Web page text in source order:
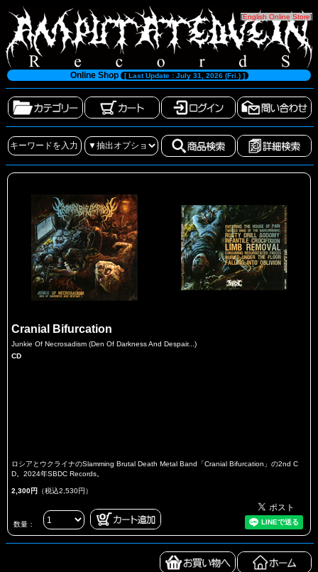
[English Online Store]
Online Shop [ Last Update : July 31, 2026 (Fri.) ]
Cranial Bifurcation
Junkie Of Necrosadism (Den Of Darkness And Despair...)
CD
ロシアとウクライナのSlamming Brutal Death Metal Band「Cranial Bifurcation」の2nd C
D。2024年SBDC Records。
2,300円 （税込2,530円）
数量：